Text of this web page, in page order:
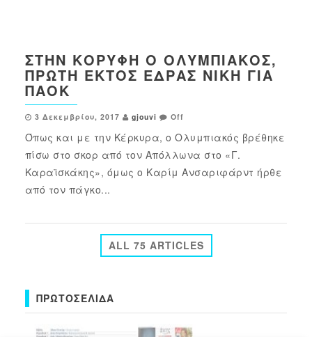
ΣΤΗΝ ΚΟΡΥΦΉ Ο ΟΛΥΜΠΙΑΚΌΣ,
ΠΡΏΤΗ ΕΚΤΌΣ ΈΔΡΑΣ ΝΊΚΗ ΓΙΑ
ΠΑΟΚ
3 Δεκεμβρίου, 2017 gjouvi Off
Όπως και με την Κέρκυρα, ο Ολυμπιακός βρέθηκε
πίσω στο σκορ από τον Απόλλωνα στο «Γ.
Καραϊσκάκης», όμως ο Καρίμ Ανσαριφάρντ ήρθε
από τον πάγκο...
ALL 75 ARTICLES
ΠΡΩΤΟΣΈΛΙΔΑ